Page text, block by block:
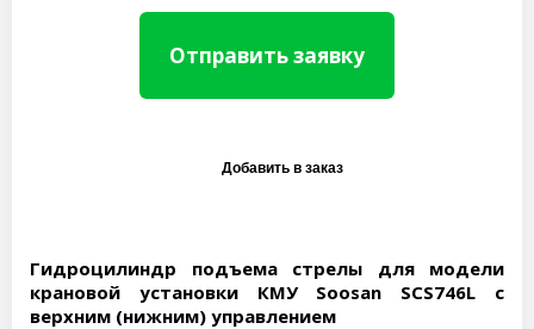
Отправить заявку
Гидроцилиндр подъема стрелы для модели
крановой установки КМУ Soosan SCS746L с
верхним (нижним) управлением